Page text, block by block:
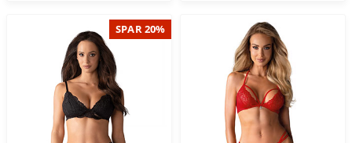
SPAR 20%